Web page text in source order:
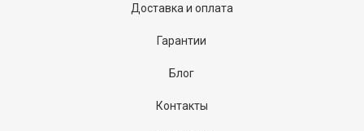
Доставка и оплата
Гарантии
Блог
Контакты